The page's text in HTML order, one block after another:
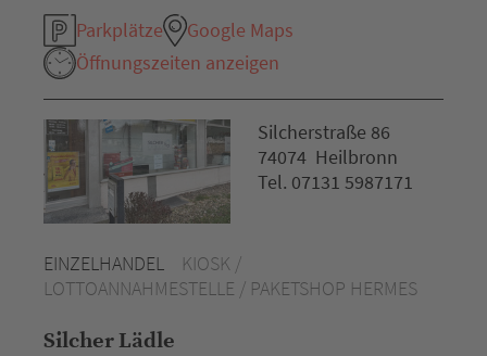
Parkplätze
Google Maps
Öffnungszeiten anzeigen
EINZELHANDEL
KIOSK /
LOTTOANNAHMESTELLE / PAKETSHOP HERMES
Silcher Lädle
Silcherstraße 86
74074 Heilbronn
Tel. 07131 5987171